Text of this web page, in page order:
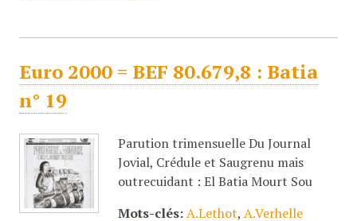
Euro 2000 = BEF 80.679,8 : Batia
n° 19
Parution trimensuelle Du Journal
Jovial, Crédule et Saugrenu mais
outrecuidant : El Batia Mourt Sou
Mots-clés: A.Lethot, A.Verhelle